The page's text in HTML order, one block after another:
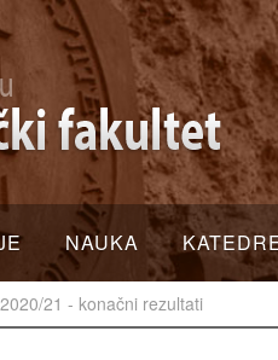
NAUKA
21 - konačni rezultati